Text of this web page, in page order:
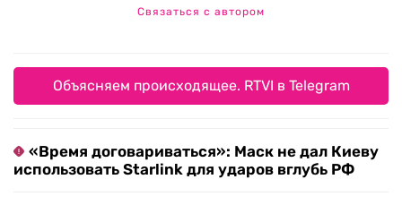
Связаться с автором
Объясняем происходящее. RTVI в Telegram
«Время договариваться»: Маск не дал Киеву
использовать Starlink для ударов вглубь РФ